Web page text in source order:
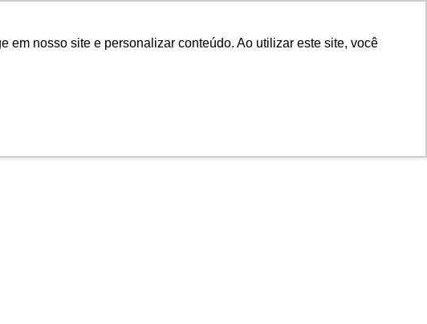
nosso site e personalizar conteúdo. Ao utilizar este site, você